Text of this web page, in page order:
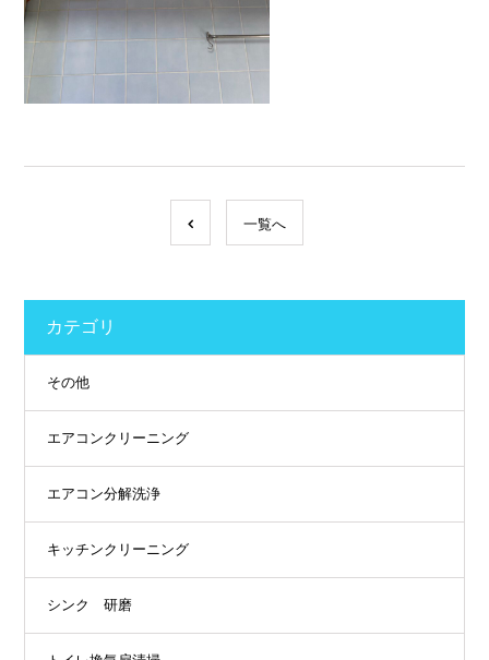
一覧へ
カテゴリ
その他
エアコンクリーニング
エアコン分解洗浄
キッチンクリーニング
シンク 研磨